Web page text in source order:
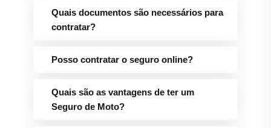
Quais documentos são necessários para
contratar?
Posso contratar o seguro online?
Quais são as vantagens de ter um
Seguro de Moto?